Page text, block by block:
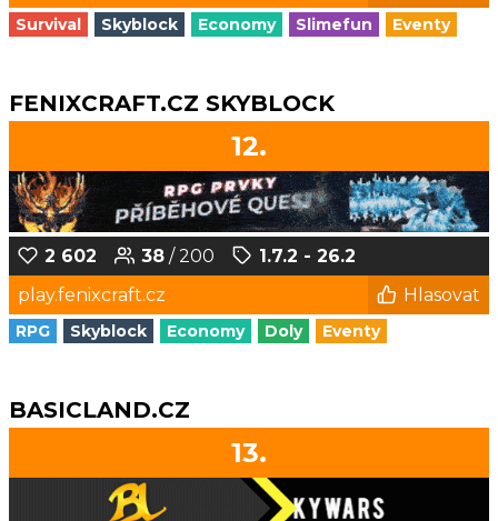
Survival Skyblock Economy Slimefun Eventy
FENIXCRAFT.CZ SKYBLOCK
12.
2 602 38 / 200
1.7.2 - 26.2
play.fenixcraft.cz
Hlasovat
RPG Skyblock Economy Doly Eventy
BASICLAND.CZ
13.